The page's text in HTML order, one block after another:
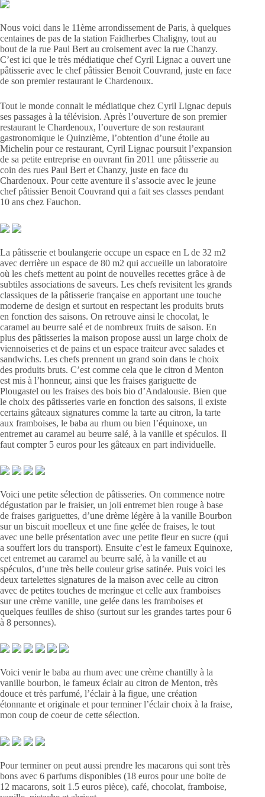
Nous voici dans le 11ème arrondissement de Paris, à quelques
centaines de pas de la station Faidherbes Chaligny, tout au
bout de la rue Paul Bert au croisement avec la rue Chanzy.
C’est ici que le très médiatique chef Cyril Lignac a ouvert une
pâtisserie avec le chef pâtissier Benoit Couvrand, juste en face
de son premier restaurant le Chardenoux.
Tout le monde connait le médiatique chez Cyril Lignac depuis
ses passages à la télévision. Après l’ouverture de son premier
restaurant le Chardenoux, l’ouverture de son restaurant
gastronomique le Quinzième, l’obtention d’une étoile au
Michelin pour ce restaurant, Cyril Lignac poursuit l’expansion
de sa petite entreprise en ouvrant fin 2011 une pâtisserie au
coin des rues Paul Bert et Chanzy, juste en face du
Chardenoux. Pour cette aventure il s’associe avec le jeune
chef pâtissier Benoit Couvrand qui a fait ses classes pendant
10 ans chez Fauchon.
La pâtisserie et boulangerie occupe un espace en L de 32 m2
avec derrière un espace de 80 m2 qui accueille un laboratoire
où les chefs mettent au point de nouvelles recettes grâce à de
subtiles associations de saveurs. Les chefs revisitent les grands
classiques de la pâtisserie française en apportant une touche
moderne de design et surtout en respectant les produits bruts
en fonction des saisons. On retrouve ainsi le chocolat, le
caramel au beurre salé et de nombreux fruits de saison. En
plus des pâtisseries la maison propose aussi un large choix de
viennoiseries et de pains et un espace traiteur avec salades et
sandwichs. Les chefs prennent un grand soin dans le choix
des produits bruts. C’est comme cela que le citron d Menton
est mis à l’honneur, ainsi que les fraises gariguette de
Plougastel ou les fraises des bois bio d’Andalousie. Bien que
le choix des pâtisseries varie en fonction des saisons, il existe
certains gâteaux signatures comme la tarte au citron, la tarte
aux framboises, le baba au rhum ou bien l’équinoxe, un
entremet au caramel au beurre salé, à la vanille et spéculos. Il
faut compter 5 euros pour les gâteaux en part individuelle.
Voici une petite sélection de pâtisseries. On commence notre
dégustation par le fraisier, un joli entremet bien rouge à base
de fraises gariguettes, d’une drème légère à la vanille Bourbon
sur un biscuit moelleux et une fine gelée de fraises, le tout
avec une belle présentation avec une petite fleur en sucre (qui
a souffert lors du transport). Ensuite c’est le fameux Equinoxe,
cet entremet au caramel au beurre salé, à la vanille et au
spéculos, d’une très belle couleur grise satinée. Puis voici les
deux tartelettes signatures de la maison avec celle au citron
avec de petites touches de meringue et celle aux framboises
sur une crème vanille, une gelée dans les framboises et
quelques feuilles de shiso (surtout sur les grandes tartes pour 6
à 8 personnes).
Voici venir le baba au rhum avec une crème chantilly à la
vanille bourbon, le fameux éclair au citron de Menton, très
douce et très parfumé, l’éclair à la figue, une création
étonnante et originale et pour terminer l’éclair choix à la fraise,
mon coup de coeur de cette sélection.
Pour terminer on peut aussi prendre les macarons qui sont très
bons avec 6 parfums disponibles (18 euros pour une boite de
12 macarons, soit 1.5 euros pièce), café, chocolat, framboise,